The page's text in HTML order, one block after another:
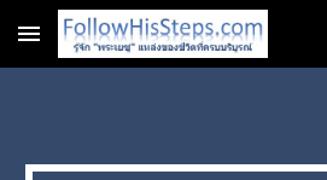
Skip to main content